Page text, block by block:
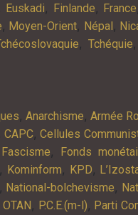
Euskadi, Finlande, France
, Moyen-Orient, Népal ,
,Tchéquie
,Anarchisme,Armée
,CAPC,Cellules
Fascisme, Fonds
, Kominform, KPD,
, National-bolchevisme,
OTAN , P.C.E.(m-l), Parti